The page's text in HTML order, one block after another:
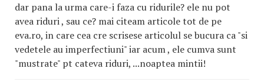
dar pana la urma care-i faza cu ridurile? ele nu pot
avea riduri , sau ce? mai citeam articole tot de pe
eva.ro, in care cea cre scrisese articolul se bucura ca "si
vedetele au imperfectiuni" iar acum , ele cumva sunt
"mustrate" pt cateva riduri, ...noaptea mintii!